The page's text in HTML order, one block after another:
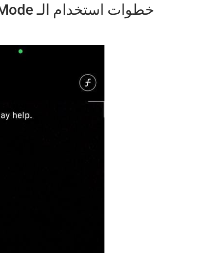
خطوات استخدام الـ Cinematic Mode بجهاز الايفون